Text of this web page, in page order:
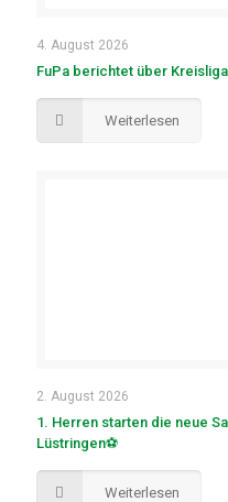
4. August 2026
FuPa berichtet über
Weiterlesen
2. August 2026
1. Herren starten die neue
Lüstringen⚽
Weiterlesen